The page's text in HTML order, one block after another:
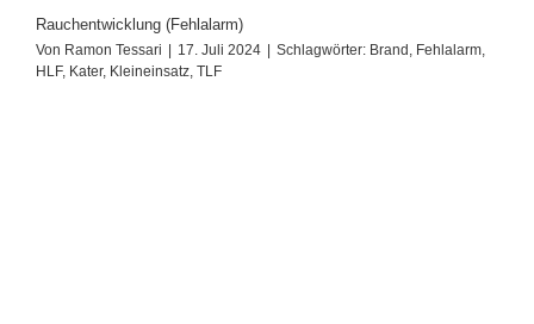
Rauchentwicklung (Fehlalarm)
Von Ramon Tessari 17. Juli 2024 Schlagwörter: Brand , Fehlalarm,
HLF, Kater, Kleineinsatz, TLF